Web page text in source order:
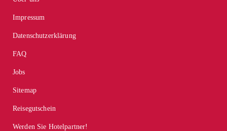
Impressum
Datenschutzerklärung
FAQ
Jobs
Sitemap
Reisegutschein
Werden Sie Hotelpartner!